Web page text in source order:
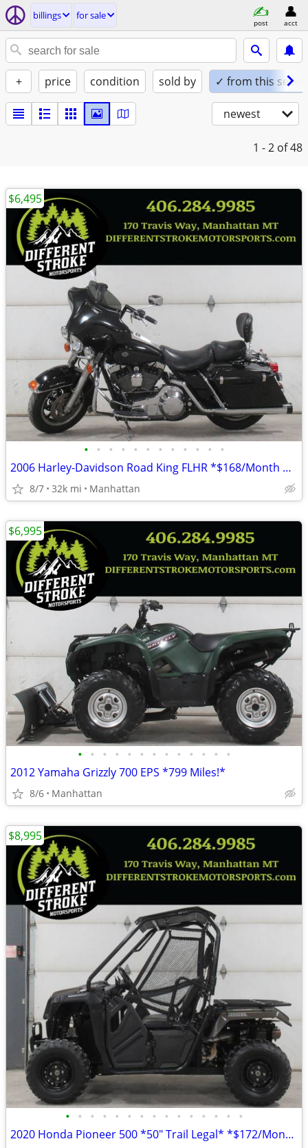
billings for sale
post acct
+ price condition sold by ✓ from this seller
newest
1 - 2 of 48
• • • • • • • • • • • •
2006 Harley-Davidson Road King FLHR *$168/Month OAC $0 Down*
8/7 32k mi Manhattan
$6,495
• • • • • • • • • • • • •
2012 Yamaha Grizzly 700 EPS *799 Miles!*
8/6 Manhattan
$6,995
• • • • • • • • • • • • • • •
2020 Honda Pioneer 500 *50" Trail Legal* *$172/Month OAC $0 Down*
$8,995